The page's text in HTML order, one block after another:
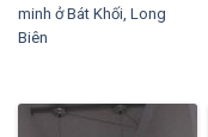
minh ở Bát Khối, Long
Biên